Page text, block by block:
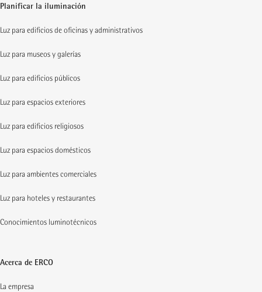
Planificar la iluminación
Luz para edificios de oficinas y administrativos
Luz para museos y galerías
Luz para edificios públicos
Luz para espacios exteriores
Luz para edificios religiosos
Luz para espacios domésticos
Luz para ambientes comerciales
Luz para hoteles y restaurantes
Conocimientos luminotécnicos
Acerca de ERCO
La empresa